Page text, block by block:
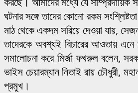
ঘটনার সঙ্গে তাদের কোনো রকম
মাঠ থেকে একদম সরিয়ে দেওয়া যায়,
তাদেরকে অবশ্যই বিচারের আওতায় এনে
সমালোচনা করে মির্জা ফখরুল বলেন,
ভাইস চেয়ারম্যান নিতাই রায় চৌধুরী,
প্রমুখ।